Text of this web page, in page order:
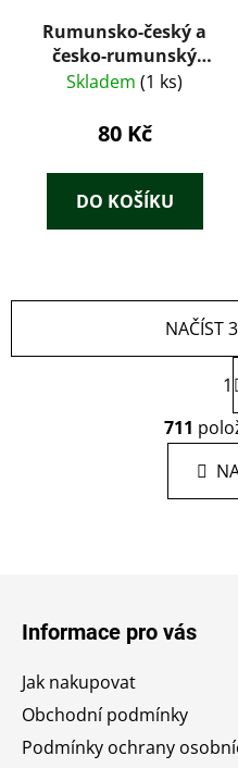
Rumunsko-český a
česko-rumunský
kapesní slovník
Skladem (1 ks)
80 Kč
DO KOŠÍKU
NAČÍST
1
711
Informace pro vás
Jak nakupovat
Obchodní podmínky
Podmínky ochrany